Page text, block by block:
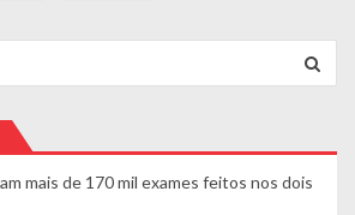
mais de 170 mil exames feitos nos dois